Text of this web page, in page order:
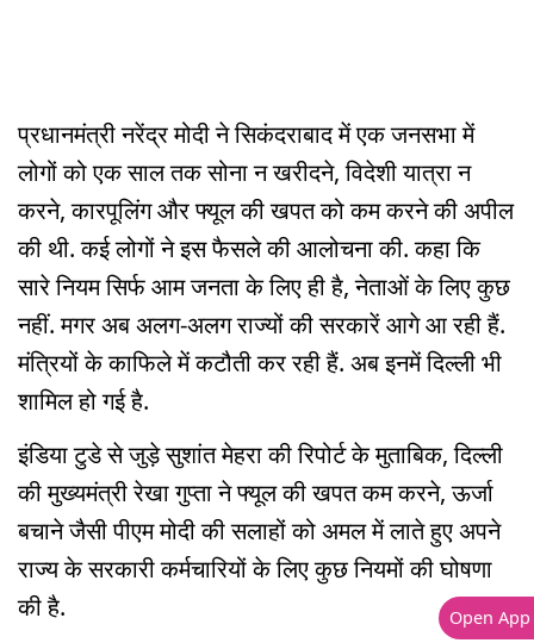
प्रधानमंत्री नरेंद्र मोदी ने सिकंदराबाद में एक जनसभा में
लोगों को एक साल तक सोना न खरीदने, विदेशी यात्रा न
करने, कारपूलिंग और फ्यूल की खपत को कम करने की अपील
की थी. कई लोगों ने इस फैसले की आलोचना की. कहा कि
सारे नियम सिर्फ आम जनता के लिए ही है, नेताओं के लिए कुछ
नहीं. मगर अब अलग-अलग राज्यों की सरकारें आगे आ रही हैं.
मंत्रियों के काफिले में कटौती कर रही हैं. अब इनमें दिल्ली भी
शामिल हो गई है.
इंडिया टुडे से जुड़े सुशांत मेहरा की रिपोर्ट के मुताबिक, दिल्ली
की मुख्यमंत्री रेखा गुप्ता ने फ्यूल की खपत कम करने, ऊर्जा
बचाने जैसी पीएम मोदी की सलाहों को अमल में लाते हुए अपने
राज्य के सरकारी कर्मचारियों के लिए कुछ नियमों की घोषणा
की है.
Open App